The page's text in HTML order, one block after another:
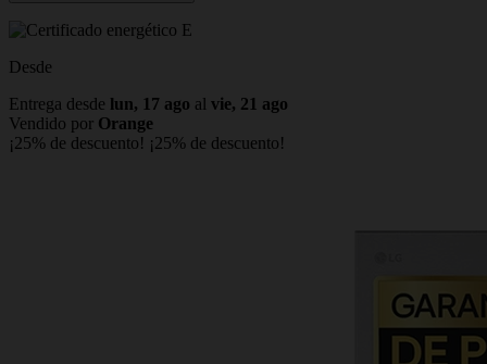
Desde
Entrega desde lun, 17 ago al vie, 21 ago
Vendido por Orange
¡25% de descuento! ¡25% de descuento!